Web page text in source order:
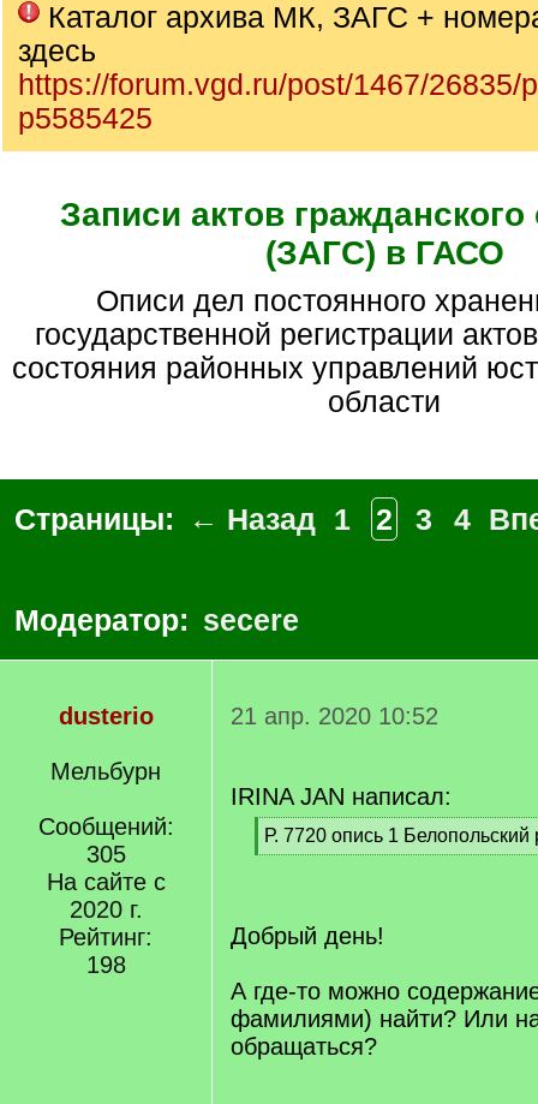
Каталог архива МК, ЗАГС +
здесь
https://forum.vgd.ru/post/1467/26835/
p5585425
Записи актов гражданского
(ЗАГС) в ГАСО
Описи дел постоянного хранения отдела
государственной регистрации
состояния районных управлений
области
Страницы: ← Назад 1 2 3 4
Модератор: secere
dusterio
Мельбурн
Сообщений:
305
На сайте с
2020 г.
Рейтинг:
198
21 апр. 2020 10:52
IRINA JAN написал:
[
q
Р. 7720 опись 1 Белопольский
[
]
Добрый день!
А где-то можно
фамилиями) найти? Или
обращаться?